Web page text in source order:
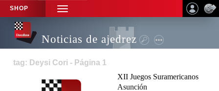
SHOP
TOGGLE
NAVIGATION
Noticias de ajedrez
tag: Deysi Cori - Página 1
XII Juegos Suramericanos
Asunción